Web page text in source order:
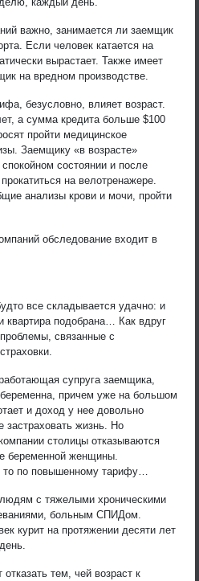
важно, занимается ли заемщик
Если человек катается на
вырастает. Также имеет
на вредном производстве.
безусловно, влияет возраст.
а сумма кредита больше $100
пройти медицинское
Заемщику «в возрасте»
состоянии и после
на велотренажере.
анализы крови и мочи, пройти
обследование входит в
все складывается удачно: и
квартира подобрана… Как вдруг
связанные с
супруга заемщика,
причем уже на большом
и доход у нее довольно
застраховать жизнь. Но
столицы отказываются
беременной женщины.
по повышенному тарифу…
людям с тяжелыми хроническими
больным СПИДом.
курит на протяжении десяти лет
тем, чей возраст к